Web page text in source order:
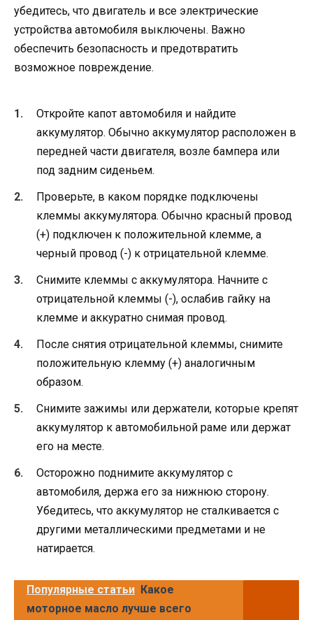
убедитесь, что двигатель и все электрические
устройства автомобиля выключены. Важно
обеспечить безопасность и предотвратить
возможное повреждение.
Откройте капот автомобиля и найдите
аккумулятор. Обычно аккумулятор расположен в
передней части двигателя, возле бампера или
под задним сиденьем.
Проверьте, в каком порядке подключены
клеммы аккумулятора. Обычно красный провод
(+) подключен к положительной клемме, а
черный провод (-) к отрицательной клемме.
Снимите клеммы с аккумулятора. Начните с
отрицательной клеммы (-), ослабив гайку на
клемме и аккуратно снимая провод.
После снятия отрицательной клеммы, снимите
положительную клемму (+) аналогичным
образом.
Снимите зажимы или держатели, которые крепят
аккумулятор к автомобильной раме или держат
его на месте.
Осторожно поднимите аккумулятор с
автомобиля, держа его за нижнюю сторону.
Убедитесь, что аккумулятор не сталкивается с
другими металлическими предметами и не
натирается.
Популярные статьи Какое
моторное масло лучше всего